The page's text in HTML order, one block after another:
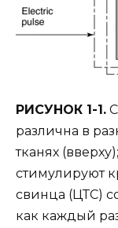
РИСУНОК 1-1.
различна в
тканях
стимулируют
свинца (ЦТС)
как каждый